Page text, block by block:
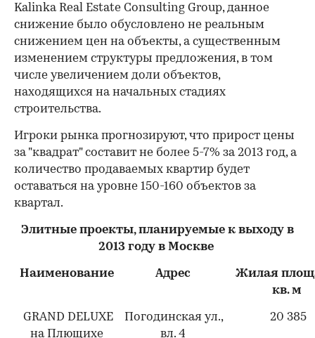
Kalinka Real Estate Consulting Group, данное
снижение было обусловлено не реальным
снижением цен на объекты, а существенным
изменением структуры предложения, в том
числе увеличением доли объектов,
находящихся на начальных стадиях
строительства.
Игроки рынка прогнозируют, что прирост цены
за "квадрат" составит не более 5-7% за 2013 год, а
количество продаваемых квартир будет
оставаться на уровне 150-160 объектов за
квартал.
Элитные проекты, планируемые к выходу в
2013 году в Москве
Наименование Адрес
Жилая
кв. м
GRAND DELUXE
на Плющихе
Погодинская ул.,
вл. 4
20 385